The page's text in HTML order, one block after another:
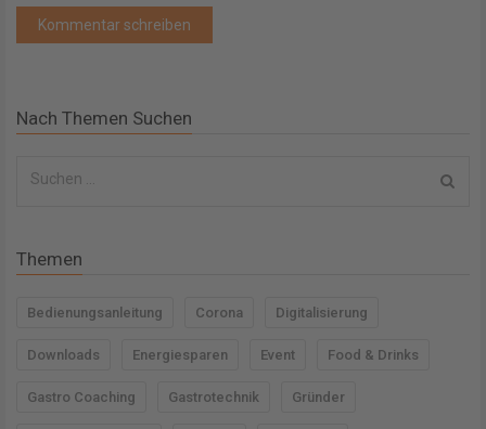
Nach Themen Suchen
h
Themen
Bedienungsanleitung Corona Digitalisierung
Downloads Energiesparen Event Food & Drinks
Gastro Coaching Gastrotechnik Gründer